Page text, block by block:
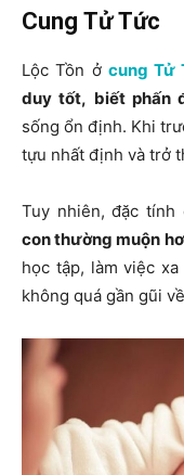
Cung Tử Tức
Lộc Tồn ở cung Tử
duy tốt, biết phấn
sống ổn định. Khi
tựu nhất định và trở
Tuy nhiên, đặc tính
con thường muộn
học tập, làm việc
không quá gần gũi